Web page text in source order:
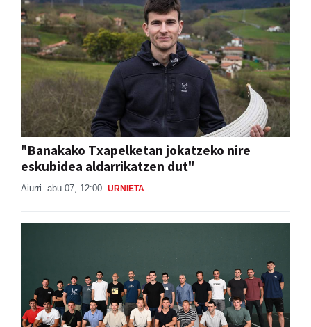
"Banakako Txapelketan jokatzeko nire
eskubidea aldarrikatzen dut"
Aiurri abu 07, 12:00 URNIETA